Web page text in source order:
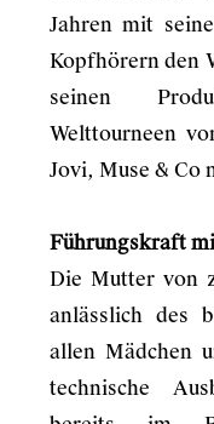
Jahren mit
Kopfhörern den
seinen
Welttourneen
Jovi, Muse & Co
Führungskraft
Die Mutter von
anlässlich des
allen Mädchen
technische